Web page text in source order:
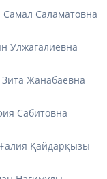
Саламатовна
Улжагалиевна
Жанабаевна
Сабитовна
Қайдарқызы